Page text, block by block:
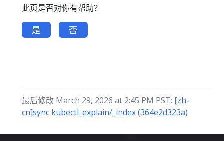
此页是否对你有帮助？
是 否
最后修改 March 29, 2026 at 2:45 PM PST: [zh-
cn]sync kubectl_explain/_index (364e2d323a)